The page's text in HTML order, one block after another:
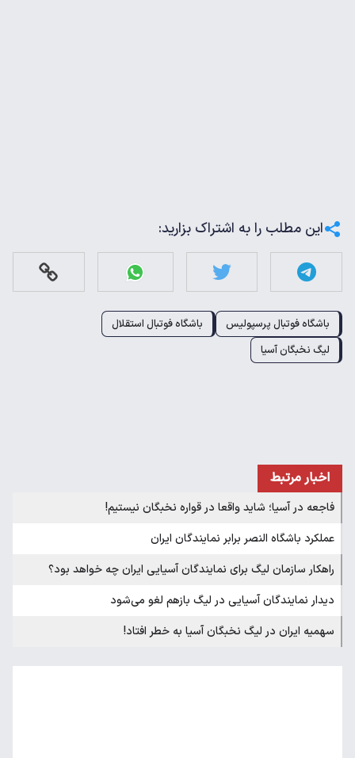
این مطلب را به اشتراک بزارید:
باشگاه فوتبال پرسپولیس
باشگاه فوتبال استقلال
لیگ نخبگان آسیا
اخبار مرتبط
فاجعه در آسیا؛ شاید واقعا در قواره نخبگان نیستیم!
عملکرد باشگاه النصر برابر نمایندگان ایران
راهکار سازمان لیگ برای نمایندگان آسیایی ایران چه خواهد بود؟
دیدار نمایندگان آسیایی در لیگ بازهم لغو می‌شود
سهمیه ایران در لیگ نخبگان آسیا به خطر افتاد!